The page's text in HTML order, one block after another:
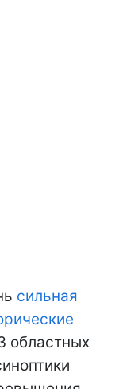
сильная
областных